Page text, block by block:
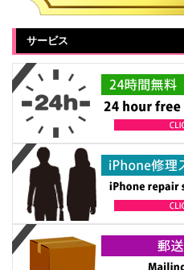
サービス